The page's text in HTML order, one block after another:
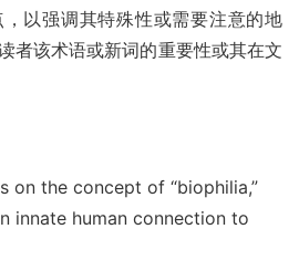
以强调其特殊性或需要注意的地
者该术语或新词的重要性或其在文
on the concept of “biophilia,”
innate human connection to